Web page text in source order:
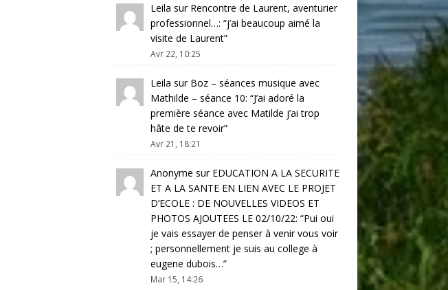
Leila sur Rencontre de Laurent, aventurier
professionnel…: “j’ai beaucoup aimé la
visite de Laurent”
Avr 22, 10:25
Leila sur Boz – séances musique avec
Mathilde – séance 10: “J’ai adoré la
première séance avec Matilde j’ai trop
hâte de te revoir”
Avr 21, 18:21
Anonyme sur EDUCATION A LA SECURITE
ET A LA SANTE EN LIEN AVEC LE PROJET
D’ECOLE : DE NOUVELLES VIDEOS ET
PHOTOS AJOUTEES LE 02/10/22: “Pui oui
je vais essayer de penser à venir vous voir
; personnellement je suis au college à
eugene dubois…”
Mar 15, 14:26